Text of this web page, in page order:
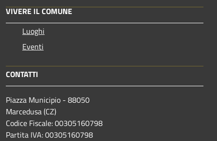
VIVERE IL COMUNE
Luoghi
Eventi
CONTATTI
Piazza Municipio - 88050
Marcedusa (CZ)
Codice Fiscale: 00305160798
Partita IVA: 00305160798